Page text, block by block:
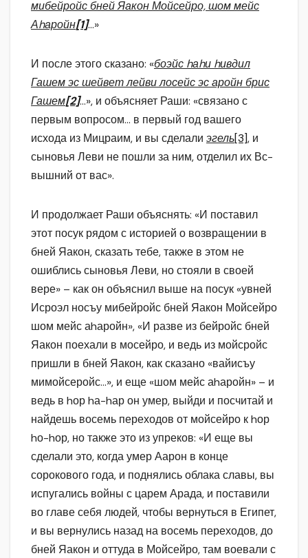
мибейройс бней Яакон Мойсейро, шом мейс
Аhаройн[1]…»
И после этого сказано: «боэйс hаhи hивдил
Гашем эс шейвет лейви лосейс эс аройн брис
Гашем[2]…», и объясняет Раши: «связано с
первым вопросом… в первый год вашего
исхода из Мицраим, и вы сделали эгель[3], и
сыновья Леви не пошли за ним, отделил их Вс-
вышний от вас».
И продолжает Раши объяснять: «И поставил
этот посук рядом с историей о возвращении в
бней Яакон, сказать тебе, также в этом не
ошиблись сыновья Леви, но стояли в своей
вере» – как он объяснил выше на посук «увней
Исроэл носъу мибейройс бней Яакон Мойсейро
шом мейс аhаройн», «И разве из бейройс бней
Яакон поехали в мосейро, и ведь из мойсройс
пришли в бней Яакон, как сказано «вайисъу
мимойсеройс…», и еще «шом мейс аhаройн» – и
ведь в hор hа-hар он умер, выйди и посчитай и
найдешь восемь переходов от мойсейро к hор
hо-hор, но также это из упреков: «И еще вы
сделали это, когда умер Аарон в конце
сорокового года, и поднялись облака славы, вы
испугались войны с царем Арада, и поставили
во главе себя людей, чтобы вернуться в Египет,
и вы вернулись назад на восемь переходов, до
бней Яакон и оттуда в Мойсейро, там воевали с